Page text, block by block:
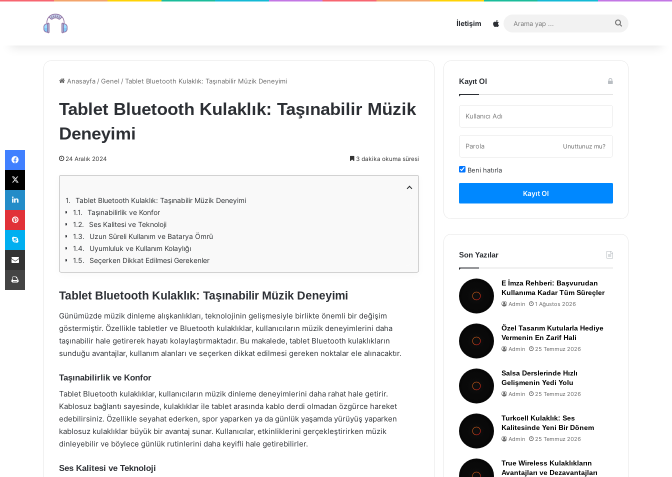
İletişim Sitemap
...
Anasayfa /Genel /Tablet Bluetooth Kulaklık: Taşınabilir Müzik Deneyimi
Tablet Bluetooth Kulaklık: Taşınabilir Müzik
Deneyimi
24 Aralık 2024 3 dakika okuma süresi
Tablet Bluetooth Kulaklık: Taşınabilir Müzik Deneyimi
Taşınabilirlik ve Konfor
Ses Kalitesi ve Teknoloji
Uzun Süreli Kullanım ve Batarya Ömrü
Uyumluluk ve Kullanım Kolaylığı
Seçerken Dikkat Edilmesi Gerekenler
Tablet Bluetooth Kulaklık: Taşınabilir Müzik Deneyimi
Günümüzde müzik dinleme alışkanlıkları, teknolojinin gelişmesiyle birlikte önemli bir değişim
göstermiştir. Özellikle tabletler ve Bluetooth kulaklıklar, kullanıcıların müzik deneyimlerini daha
taşınabilir hale getirerek hayatı kolaylaştırmaktadır. Bu makalede, tablet Bluetooth kulaklıkların
sunduğu avantajlar, kullanım alanları ve seçerken dikkat edilmesi gereken noktalar ele alınacaktır.
Taşınabilirlik ve Konfor
Tablet Bluetooth kulaklıklar, kullanıcıların müzik dinleme deneyimlerini daha rahat hale getirir.
Kablosuz bağlantı sayesinde, kulaklıklar ile tablet arasında kablo derdi olmadan özgürce hareket
edebilirsiniz. Özellikle seyahat ederken, spor yaparken ya da günlük yaşamda yürüyüş yaparken
kablosuz kulaklıklar büyük bir avantaj sunar. Kullanıcılar, etkinliklerini gerçekleştirirken müzik
dinleyebilir ve böylece günlük rutinlerini daha keyifli hale getirebilirler.
Ses Kalitesi ve Teknoloji
Kayıt Ol
Unuttunuz mu?
Beni hatırla
Kayıt Ol
Son Yazılar
E İmza Rehberi: Başvurudan
Kullanıma Kadar Tüm Süreçler
Admin 1 Ağustos 2026
Özel Tasarım Kutularla Hediye
Vermenin En Zarif Hali
Admin 25 Temmuz 2026
Salsa Derslerinde Hızlı
Gelişmenin Yedi Yolu
Admin 25 Temmuz 2026
Turkcell Kulaklık: Ses
Kalitesinde Yeni Bir Dönem
Admin 25 Temmuz 2026
True Wireless Kulaklıkların
Avantajları ve Dezavantajları
Facebook
X
LinkedIn
Pinterest
Skype
E-Posta ile paylaş